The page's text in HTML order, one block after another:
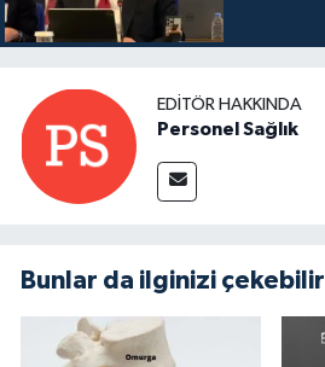
EDITÖR HAKKINDA
Personel Sağlık
Bunlar da ilginizi çekebilir